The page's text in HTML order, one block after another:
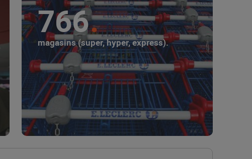
766
magasins (super, hyper, express).